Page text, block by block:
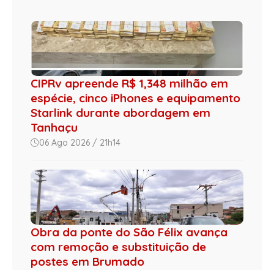
CIPRv apreende R$ 1,348 milhão em
espécie, cinco iPhones e equipamento
Starlink durante abordagem em
Tanhaçu
06 Ago 2026 / 21h14
Obra da ponte do São Félix avança
com remoção e substituição de
postes em Brumado